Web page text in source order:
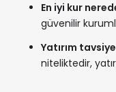
En iyi kur
güvenilir
Yatırım
niteliktedir,